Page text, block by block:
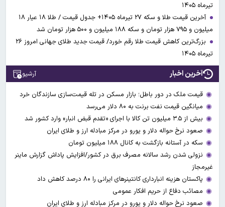
تیرماه ۱۴۰۵
آخرین قیمت طلا و سکه ۲۷ تیرماه ۱۴۰۵+ جدول قیمت / طلا ۱۸ عیار ۱۸
میلیون و ۷۹۵ هزار تومان و سکه ۱۸۸ میلیون و ۵۰۰ هزار تومان شد
بزرگ‌ترین کاهش قیمت طلا رقم خورد/ قیمت جدید طلای جهانی امروز ۲۶
تیرماه ۱۴۰۵
آخرین اخبار آرشیو
قیمت ملک در دور باطل؛ بازار مسکن در تله قیمت‌سازی سازندگان خرد
میانگین قیمت نفت برنت به ۸۰ دلار می‌رسد
بیش از ۳.۵ میلیون تن کالا با اجرای «تقدم قبض انبار» وارد کشور شد
صعود نرخ حواله دلار و یورو در مرکز مبادله ارز و طلای ایران
سکه در آستانه بازگشت به کانال ۱۸۸ میلیون تومان
نزولی شدن رشد سالانه مصرف برق در کشور/افزایش پاداش گزارش ماینر
غیرمجاز
پاکستان هزینه انبارداری کانتینرهای ایرانی را ۸۰ درصد کاهش داد
مصائب دفاع از حریم افکار عمومی
صعود نرخ حواله دلار و یورو در مرکز مبادله ارز و طلای ایران